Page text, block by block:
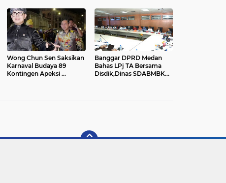
Wong Chun Sen Saksikan
Karnaval Budaya 89
Kontingen Apeksi ...
Banggar DPRD Medan
Bahas LPj TA Bersama
Disdik,Dinas SDABMBK